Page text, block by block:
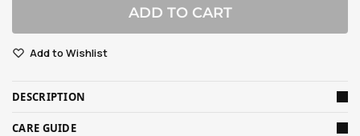
ADD TO CART
Add to Wishlist
DESCRIPTION
CARE GUIDE